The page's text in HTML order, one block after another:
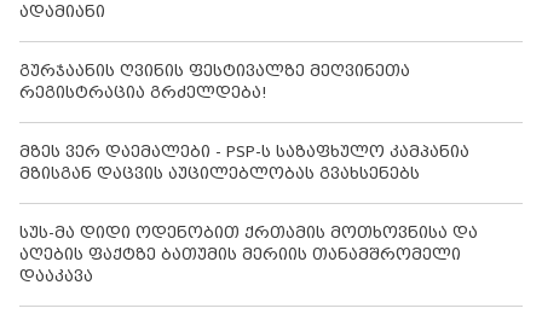
ადამიანი
გურჯაანის ღვინის ფესტივალზე მეღვინეთა
რეგისტრაცია გრძელდება!
მზეს ვერ დაემალები - PSP-ს საზაფხულო კამპანია
მზისგან დაცვის აუცილებლობას გვახსენებს
სუს-მა დიდი ოდენობით ქრთამის მოთხოვნისა და
აღების ფაქტზე ბათუმის მერიის თანამშრომელი
დააკავა